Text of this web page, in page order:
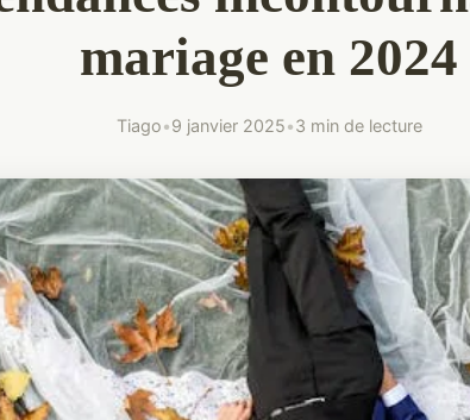
mariage en 2024
Tiago•9 janvier 2025•3 min de lecture